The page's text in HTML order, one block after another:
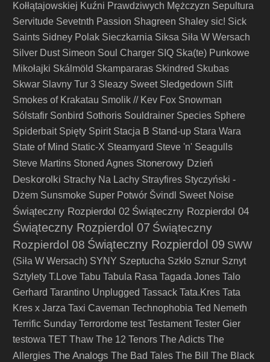
Kołłątajowskiej Kuźni Prawdziwych Mężczyzn Sepultura
Servitude Sevetnth Passion Shagreen Shaley sic! Sick
Saints Sidney Polak Sieczkarnia Siksa Siła W Wersach
Silver Dust Simeon Soul Charger SIQ Ska(te) Punkowe
Mikołajki Skálmöld Skampararas Skindred Skubas
Skwar Slavny Tur 3 Sleazy Sweet Sledgedown Slift
Smokes of Krakatau Smolik // Kev Fox Snowman
Sólstafir Sonbird Sothoris Souldrainer Species Sphere
Spiderbait Spięty Spirit Stacja B Stand-up Stara Wara
State of Mind Static-X Steamyard Steve 'n' Seagulls
Steve Martins Stoned Agnes Stonerowy Dzień
Deskorolki Strachy Na Lachy Strayfires Styczyński -
Dżem Sunsmoke Super Potwór Švindl Sweet Noise
Świąteczny Rozpierdol 02 Świąteczny Rozpierdol 04
Świąteczny Rozpierdol 07 Świąteczny
Rozpierdol 08 Świąteczny Rozpierdol 09 SWW
(Siła W Wersach) SYNY Szeptucha Szkło Sznur Sznyt
Sztylety T.Love Tabu Tabula Rasa Tagada Jones Talo
Gerhard Tarantino Unplugged Tassack Tata.Kres Tata
Kres x Jarza Taxi Caveman Technophobia Ted Nemeth
Terrific Sunday Terrordome test Testament Tester Gier
testowa TET Thaw The 12 Tenors The Adicts The
Allergies The Analogs The Bad Tales The Bill
The Black